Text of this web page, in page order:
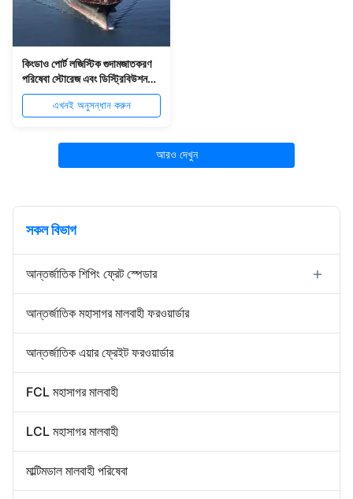
কিংডাও পোর্ট লজিস্টিক গুদামজাতকরণ
পরিষেবা স্টোরেজ এবং ডিস্ট্রিবিউশন
পরিষেবা
এখনই অনুসন্ধান করুন
আরও দেখুন
সকল বিভাগ
আন্তর্জাতিক শিপিং ফ্রেট স্পেডার
ফরোয়ার্ড রপ্তানি আমদানি
ডোর টু ডোর ফরওয়ার্ডার
চীন গুদামজাতকরণ পরিষেবা
আন্তর্জাতিক মহাসাগর মালবাহী ফরওয়ার্ডার
আন্তর্জাতিক এয়ার ফ্রেইট ফরওয়ার্ডার
FCL মহাসাগর মালবাহী
LCL মহাসাগর মালবাহী
মাল্টিমডাল মালবাহী পরিষেবা